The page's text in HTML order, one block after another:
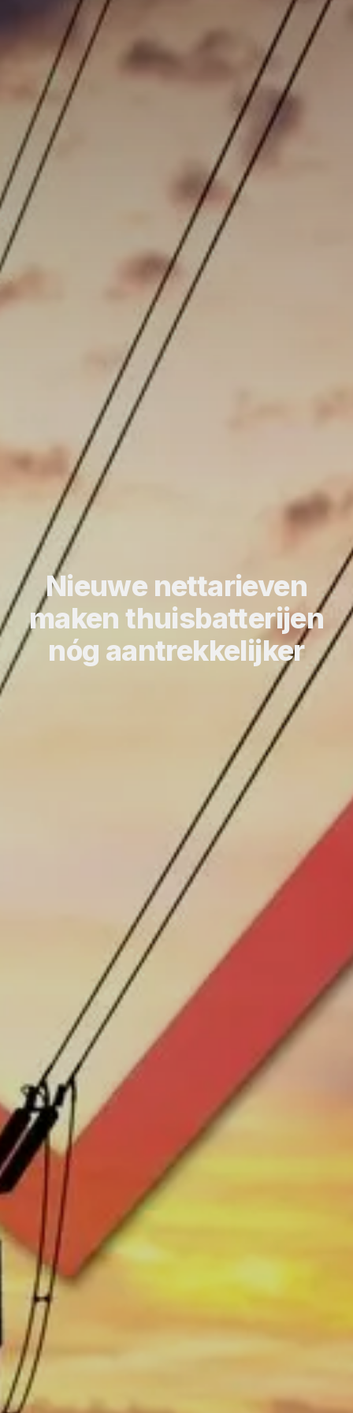
Nieuwe nettarieven
maken thuisbatterijen
nóg aantrekkelijker